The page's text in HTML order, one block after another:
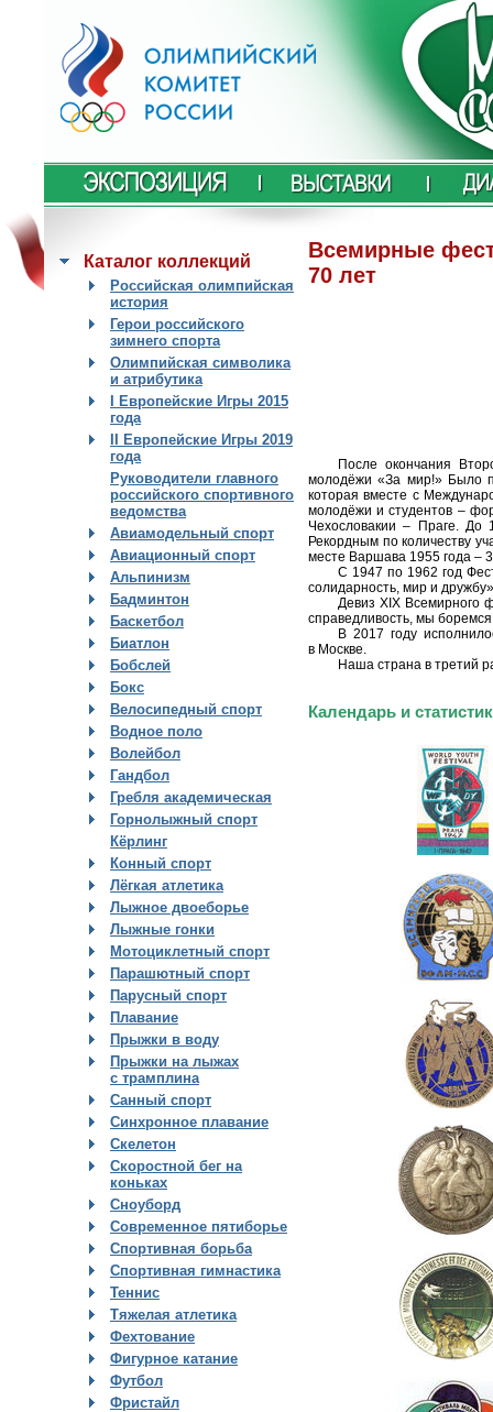
Каталог коллекций
Российская олимпийская
история
Герои российского
зимнего спорта
Олимпийская символика
и атрибутика
I Европейские Игры 2015
года
II Европейские Игры 2019
года
Руководители главного
российского спортивного
ведомства
Авиамодельный спорт
Авиационный спорт
Альпинизм
Бадминтон
Баскетбол
Биатлон
Бобслей
Бокс
Велосипедный спорт
Водное поло
Волейбол
Гандбол
Гребля академическая
Горнолыжный спорт
Кёрлинг
Конный спорт
Лёгкая атлетика
Лыжное двоеборье
Лыжные гонки
Мотоциклетный спорт
Парашютный спорт
Парусный спорт
Плавание
Прыжки в воду
Прыжки на лыжах
с трамплина
Санный спорт
Синхронное плавание
Скелетон
Скоростной бег на
коньках
Сноуборд
Современное пятиборье
Спортивная борьба
Спортивная гимнастика
Теннис
Тяжелая атлетика
Фехтование
Фигурное катание
Футбол
Фристайл
Всемирные
70 лет
После окончания
молодёжи «За мир!» Было
которая вместе с
молодёжи и студентов –
Чехословакии – Праге. До
Рекордным по количеству
месте Варшава 1955 года –
С 1947 по 1962 год
солидарность, мир и
Девиз XIX Всемирного
справедливость, мы
В 2017 году
в Москве.
Наша страна в третий
Календарь и